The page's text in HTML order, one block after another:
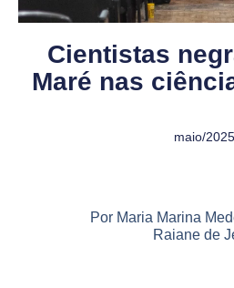
Cientistas
Maré nas
maio/2025
Por Maria Marina
Raiane de